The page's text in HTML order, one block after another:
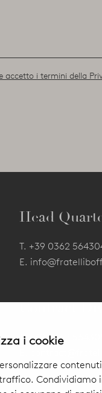
i cookie
accetto i termini della
Head
T. +39 0362
E.
Contract
T. +39 0362 564305